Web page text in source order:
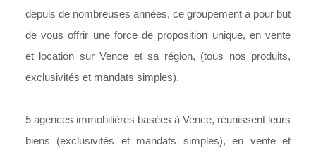
depuis de nombreuses années, ce groupement a pour but
de vous offrir une force de proposition unique, en vente
et location sur Vence et sa région, (tous nos produits,
exclusivités et mandats simples).
5 agences immobilières basées à Vence, réunissent leurs
biens (exclusivités et mandats simples), en vente et